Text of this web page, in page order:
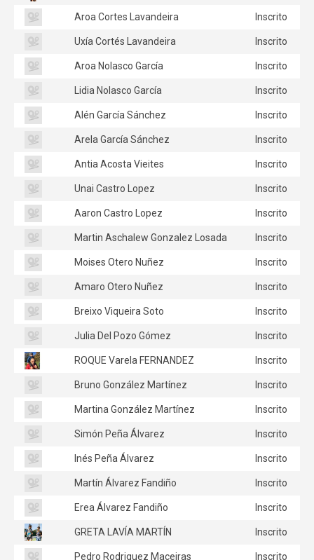
Aroa Cortes Lavandeira Inscrito
Uxía Cortés Lavandeira Inscrito
Aroa Nolasco García Inscrito
Lidia Nolasco García Inscrito
Alén García Sánchez Inscrito
Arela García Sánchez Inscrito
Antia Acosta Vieites Inscrito
Unai Castro Lopez Inscrito
Aaron Castro Lopez Inscrito
Martin Aschalew Gonzalez Losada Inscrito
Moises Otero Nuñez Inscrito
Amaro Otero Nuñez Inscrito
Breixo Viqueira Soto Inscrito
Julia Del Pozo Gómez Inscrito
ROQUE Varela FERNANDEZ Inscrito
Bruno González Martínez Inscrito
Martina González Martínez Inscrito
Simón Peña Álvarez Inscrito
Inés Peña Álvarez Inscrito
Martín Álvarez Fandiño Inscrito
Erea Álvarez Fandiño Inscrito
GRETA LAVÍA MARTÍN Inscrito
Pedro Rodriguez Maceiras Inscrito